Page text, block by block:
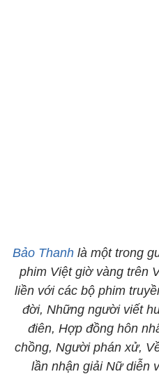
Bảo Thanhlà một trong
phim Việt giờ vàng trên
liền với các bộ phim
đời, Những người viết
điên, Hợp đồng hôn
chồng, Người phán xử,
lần nhận giải Nữ diễn